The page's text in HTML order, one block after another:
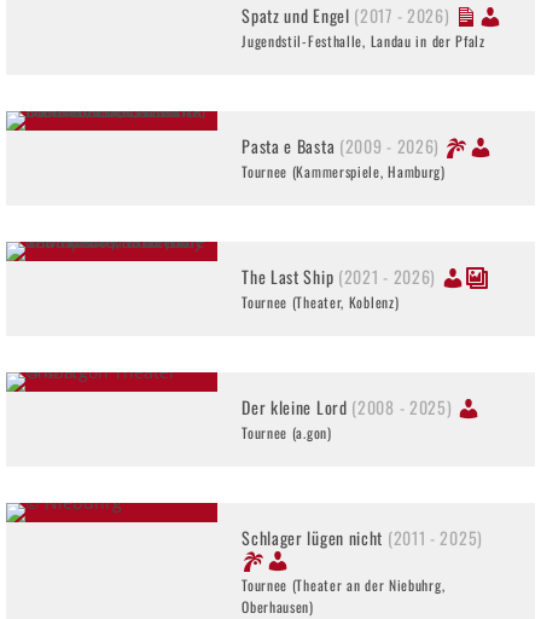
Spatz und Engel (2017 - 2026)
Jugendstil-Festhalle, Landau in der Pfalz
Pasta e Basta (2009 - 2026)
Tournee (Kammerspiele, Hamburg)
The Last Ship (2021 - 2026)
Tournee (Theater, Koblenz)
Der kleine Lord (2008 - 2025)
Tournee (a.gon)
Schlager lügen nicht (2011 - 2025)
Tournee (Theater an der Niebuhrg,
Oberhausen)